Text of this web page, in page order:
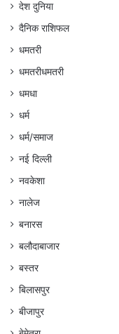
देश दुनिया
दैनिक राशिफल
धमतरी
धमतरीधमतरी
धमधा
धर्म
धर्म/समाज
नई दिल्ली
नवकेशा
नालेज
बनारस
बलौदाबाजार
बस्तर
बिलासपुर
बीजापुर